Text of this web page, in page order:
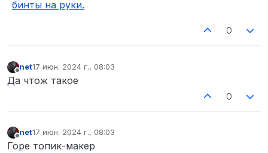
0
net17 июн. 2024 г., 08:03
отредактировано
Да чтож такое
0
net17 июн. 2024 г., 08:03
отредактировано
Горе топик-макер